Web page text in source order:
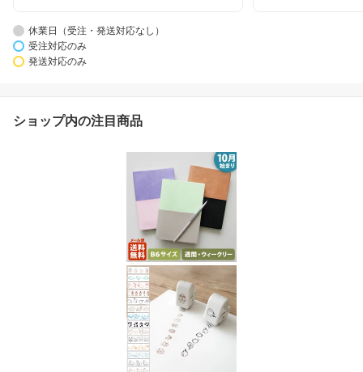
休業日（受注・発送対応なし）
受注対応のみ
発送対応のみ
ショップ内の注目商品